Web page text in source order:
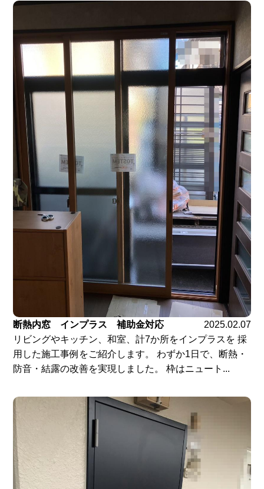
断熱内窓 インプラス 補助金対応
2025.02.07
リビングやキッチン、和室、計7か所をインプラスを 採
用した施工事例をご紹介します。 わずか1日で、断熱・
防音・結露の改善を実現しました。 枠はニュート...